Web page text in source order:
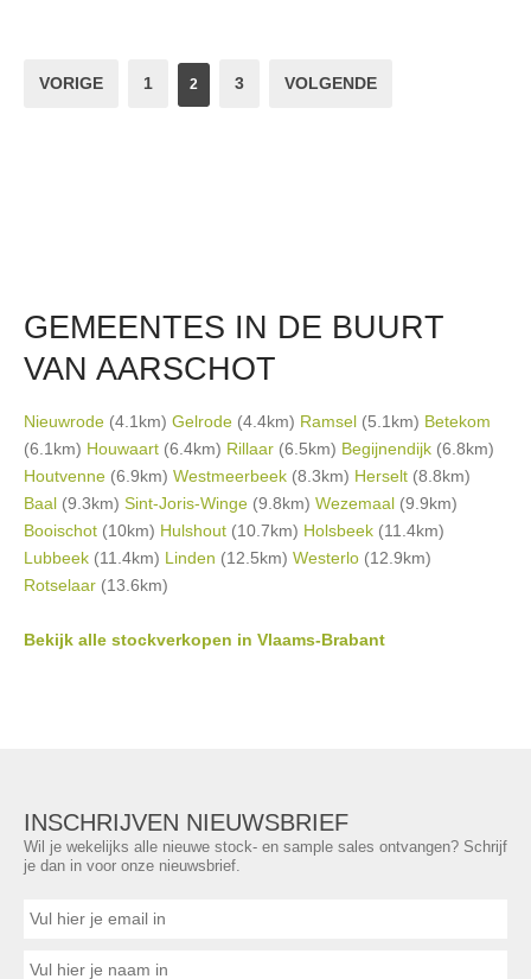
VORIGE 1 2 3 VOLGENDE
GEMEENTES IN DE BUURT
VAN AARSCHOT
Nieuwrode (4.1km) Gelrode (4.4km) Ramsel (5.1km) Betekom
(6.1km) Houwaart (6.4km) Rillaar (6.5km) Begijnendijk (6.8km)
Houtvenne (6.9km) Westmeerbeek (8.3km) Herselt (8.8km)
Baal (9.3km) Sint-Joris-Winge (9.8km) Wezemaal (9.9km)
Booischot (10km) Hulshout (10.7km) Holsbeek (11.4km)
Lubbeek (11.4km) Linden (12.5km) Westerlo (12.9km)
Rotselaar (13.6km)
Bekijk alle stockverkopen in Vlaams-Brabant
INSCHRIJVEN NIEUWSBRIEF
Wil je wekelijks alle nieuwe stock- en sample sales ontvangen? Schrijf
je dan in voor onze nieuwsbrief.